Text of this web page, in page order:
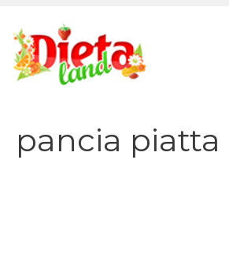
contenuto
pancia piatta